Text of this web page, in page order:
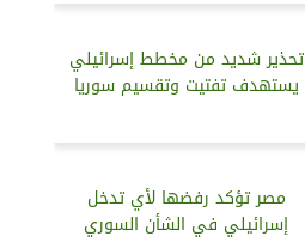
تحذير شديد من مخطط إسرائيلي
يستهدف تفتيت وتقسيم سوريا
مصر تؤكد رفضها لأي تدخل
إسرائيلي في الشأن السوري